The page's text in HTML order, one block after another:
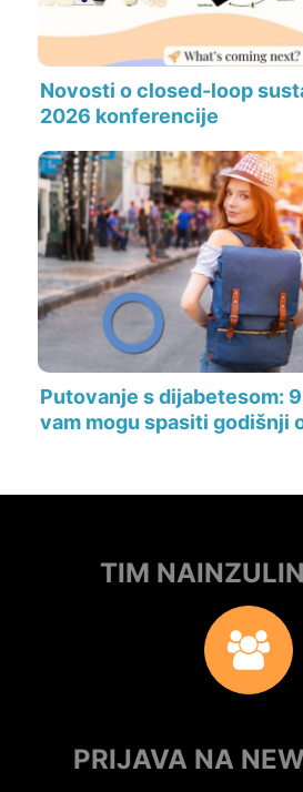
Novosti o closed-loop
2026 konferencije
Putovanje s dijabetesom:
vam mogu spasiti godišnji
TIM
PRIJAVA NA